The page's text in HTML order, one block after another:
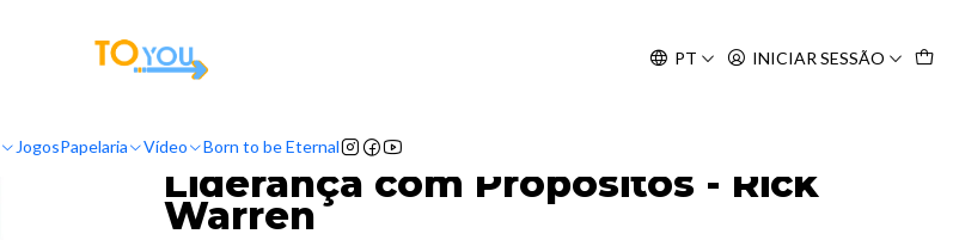
PT INICIAR SESSÃO
JogosPapelaria Vídeo Born to be Eternal
Liderança com Propósitos - Rick Warren
|
Liderança com Propósitos - Rick
Warren